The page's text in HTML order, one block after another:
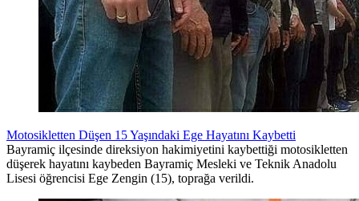
Motosikletten Düşen 15 Yaşındaki Ege Hayatını Kaybetti
Bayramiç ilçesinde direksiyon hakimiyetini kaybettiği motosikletten
düşerek hayatını kaybeden Bayramiç Mesleki ve Teknik Anadolu
Lisesi öğrencisi Ege Zengin (15), toprağa verildi.